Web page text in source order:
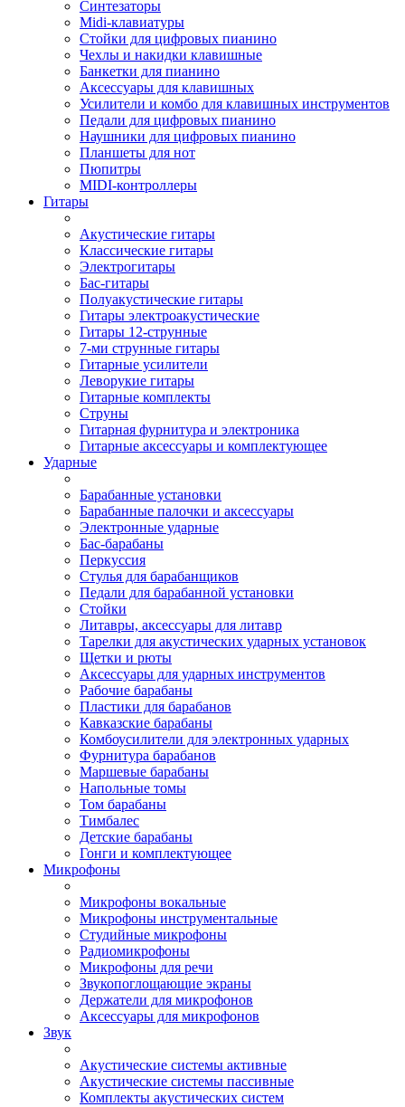
Синтезаторы
Midi-клавиатуры
Стойки для цифровых пианино
Чехлы и накидки клавишные
Банкетки для пианино
Аксессуары для клавишных
Усилители и комбо для клавишных инструментов
Педали для цифровых пианино
Наушники для цифровых пианино
Планшеты для нот
Пюпитры
MIDI-контроллеры
Гитары
Акустические гитары
Классические гитары
Электрогитары
Бас-гитары
Полуакустические гитары
Гитары электроакустические
Гитары 12-струнные
7-ми струнные гитары
Гитарные усилители
Леворукие гитары
Гитарные комплекты
Струны
Гитарная фурнитура и электроника
Гитарные аксессуары и комплектующее
Ударные
Барабанные установки
Барабанные палочки и аксессуары
Электронные ударные
Бас-барабаны
Перкуссия
Стулья для барабанщиков
Педали для барабанной установки
Стойки
Литавры, аксессуары для литавр
Тарелки для акустических ударных установок
Щетки и рюты
Аксессуары для ударных инструментов
Рабочие барабаны
Пластики для барабанов
Кавказские барабаны
Комбоусилители для электронных ударных
Фурнитура барабанов
Маршевые барабаны
Напольные томы
Том барабаны
Тимбалес
Детские барабаны
Гонги и комплектующее
Микрофоны
Микрофоны вокальные
Микрофоны инструментальные
Студийные микрофоны
Радиомикрофоны
Микрофоны для речи
Звукопоглощающие экраны
Держатели для микрофонов
Аксессуары для микрофонов
Звук
Акустические системы активные
Акустические системы пассивные
Комплекты акустических систем